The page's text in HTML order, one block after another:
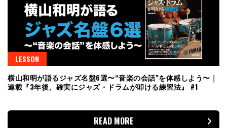
LESSON
横山和明が語るジャズ名盤6選〜“音楽の会話”を体感しよう〜｜
連載『3年後、確実にジャズ・ドラムが叩ける練習法』 #1
READ MORE